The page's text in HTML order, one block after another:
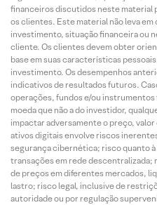
financeiros discutidos neste material
os clientes. Este material não leva
investimento, situação financeira ou
cliente. Os clientes devem obter
base em suas características
investimento. Os desempenhos
indicativos de resultados futuros.
operações, fundos e/ou instrumentos
moeda que não a do investidor,
impactar adversamente o preço,
ativos digitais envolve riscos
segurança cibernética; risco quanto
transações em rede descentralizada;
de preços em diferentes mercados,
lastro; risco legal, inclusive de
autoridade ou por regulação